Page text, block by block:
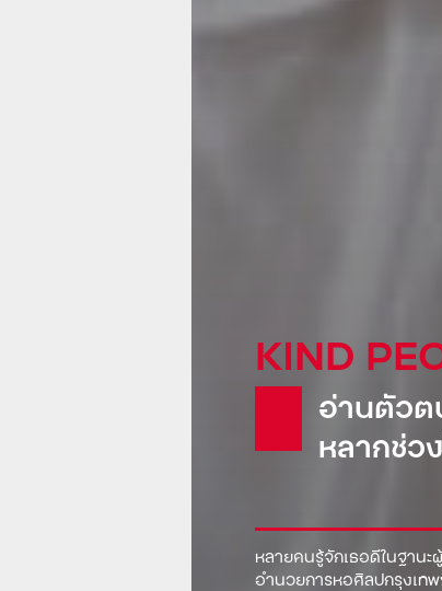
หลายคนรู้จักเธอดีในฐานะผู้
อำนวยการหอศิลปกรุงเทพ
KIND
ขายเ